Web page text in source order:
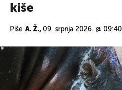
kiše
Piše A. Ž., 09. srpnja 2026. @ 09:40